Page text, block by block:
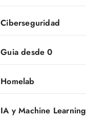
Ciberseguridad
Guia desde 0
Homelab
IA y Machine Learning